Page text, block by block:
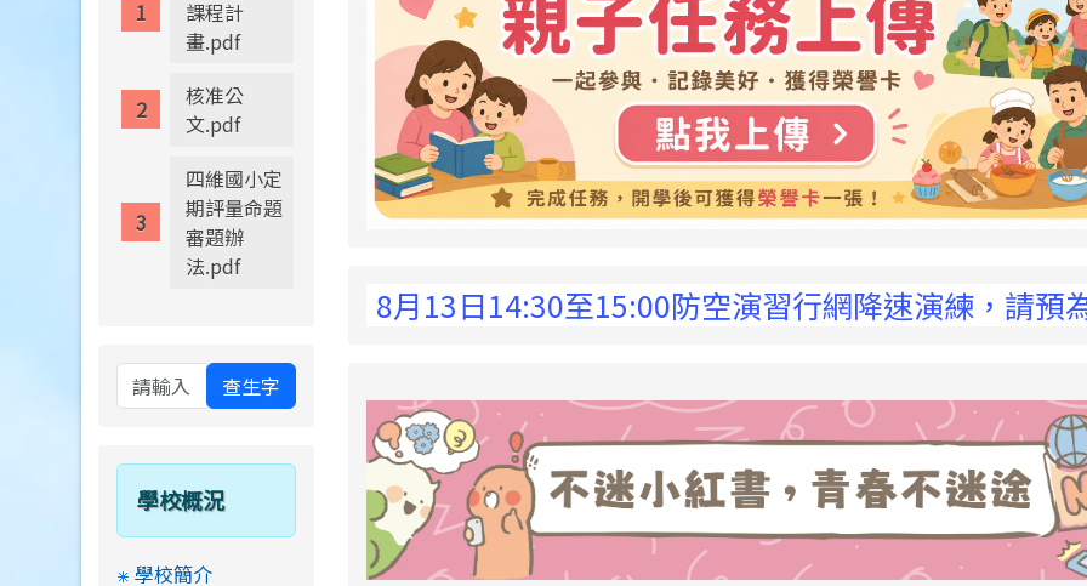
8月13日14:30至15:00防空演習行網降速演練，請預為因應，
課程計
畫.pdf
核准公
文.pdf
四維國小定
期評量命題
審題辦
法.pdf
查生字
學校概況
學校簡介